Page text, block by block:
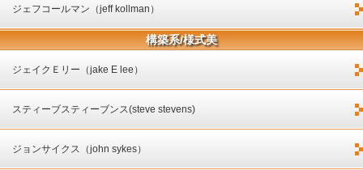
ジェフコールマン（jeff kollman）
構築系/様式美
ジェイクＥリー（jake E lee）
スティーブスティーブンス(steve stevens)
ジョンサイクス（john sykes）